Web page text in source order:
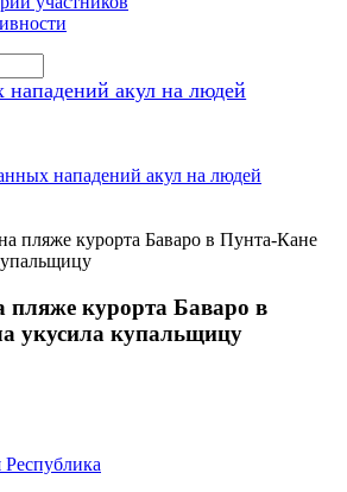
нападений акул на людей
нападений акул на людей
пляже курорта Баваро в Пунта-Кане
курорта Баваро в
укусила купальщицу